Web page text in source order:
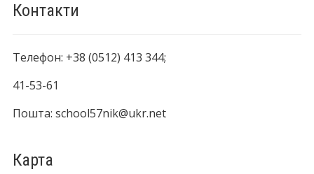
Контакти
Телефон: +38 (0512) 413 344;
41-53-61
Пошта: school57nik@ukr.net
Карта